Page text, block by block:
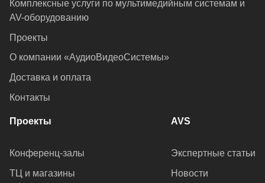
Комплексные услуги по мультимедийным системам и
AV-оборудованию
Проекты
О компании «АудиоВидеоСистемы»
Доставка и оплата
Контакты
Проекты
Конференц-залы
ТЦ и магазины
AVS
Экспертные статьи
Новости